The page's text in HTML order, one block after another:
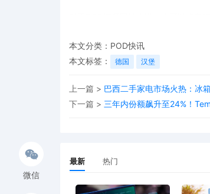
对于POD资源网站来说，也可以将奥
类等方面提供一定的借鉴。奥拓的此
微信
本文分类： POD快讯
本文标签：
德国 汉堡
上一篇 > 巴西二手家电市场火热：冰
下一篇 > 三年内份额飙升至24%！
最新 热门